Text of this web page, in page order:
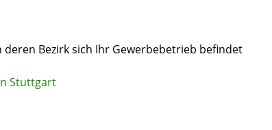
Bezirk sich Ihr Gewerbebetrieb befindet
Stuttgart